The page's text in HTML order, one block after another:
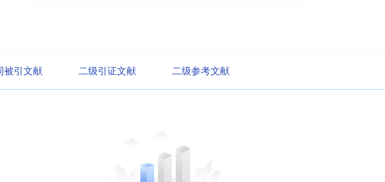
被引文献 二级引证文献 二级参考文献